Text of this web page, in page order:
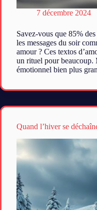
7 décembre 2024
Savez-vous que 85%
les messages du soir
amour ? Ces textos
un rituel pour
émotionnel bien plus
Quand l’hiver se